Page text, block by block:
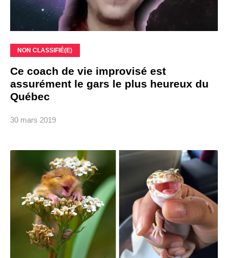
NON CLASSIFIÉ(E)
Ce coach de vie improvisé est
assurément le gars le plus heureux du
Québec
30 mars 2019